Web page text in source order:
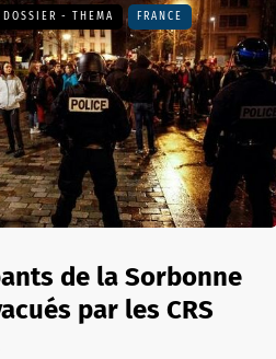
DOSSIER - THEMA FRANCE
de la Sorbonne
par les CRS